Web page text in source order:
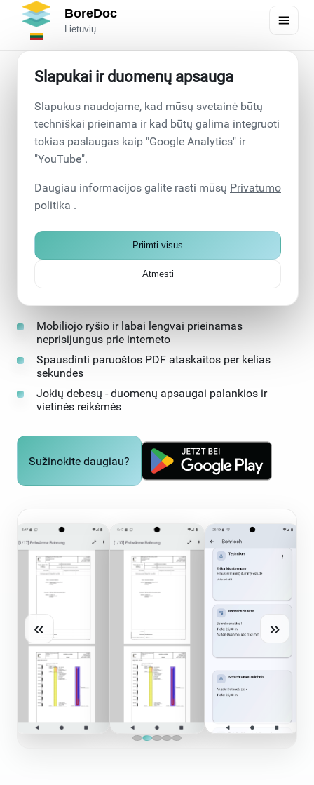
BoreDoc
Lietuvių
Slapukai ir duomenų apsauga
Slapukus naudojame, kad mūsų svetainė būtų
techniškai prieinama ir kad būtų galima integruoti
tokias paslaugas kaip "Google Analytics" ir
"YouTube".
Daugiau informacijos galite rasti mūsų Privatumo
politika .
Atmesti
Priimti visus
BoreDoc - skaitmeninė
gręžimo dokumentacija.
Paprasta. Neprisijungus prie
tiesiogiai vietoje - struktūrizuotai, mobiliai ir be
popierizmo. Programėlė sukuria spausdinti paruoštas
ataskaitas, taip pat veikia neprisijungus prie interneto ir
Mobiliojo ryšio ir labai lengvai prieinamas
neprisijungus prie interneto
Spausdinti paruoštos PDF ataskaitos per kelias
sekundes
Jokių debesų - duomenų apsaugai palankios ir
vietinės reikšmės
Sužinokite daugiau?
« »